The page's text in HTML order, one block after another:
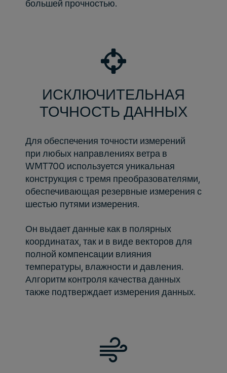
большей прочностью.
ИСКЛЮЧИТЕЛЬНАЯ
ТОЧНОСТЬ ДАННЫХ
Для обеспечения точности измерений
при любых направлениях ветра в
WMT700 используется уникальная
конструкция с тремя преобразователями,
обеспечивающая резервные измерения с
шестью путями измерения.
Он выдает данные как в полярных
координатах, так и в виде векторов для
полной компенсации влияния
температуры, влажности и давления.
Алгоритм контроля качества данных
также подтверждает измерения данных.